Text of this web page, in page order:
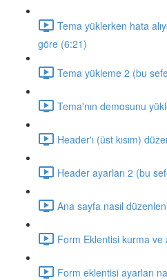
Tema yüklerken hata
göre (6:21)
Tema yükleme 2 (bu
Tema'nın demosunu
Header'ı (üst kısım)
Header ayarları 2 (bu
Ana sayfa nasıl
Form Eklentisi kurma
Form eklentisi ayarları